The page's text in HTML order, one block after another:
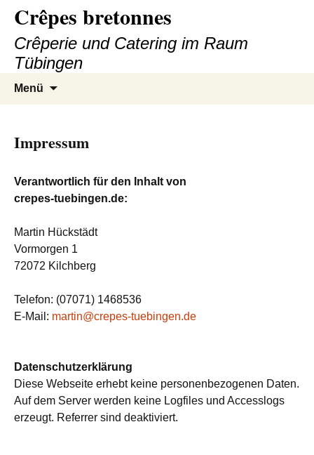
Inhalt
springen
Crêpes bretonnes
Crêperie und Catering im Raum
Tübingen
Menü
Impressum
Verantwortlich für den Inhalt von
crepes-tuebingen.de:
Martin Hückstädt
Vormorgen 1
72072 Kilchberg
Telefon: (07071) 1468536
E-Mail: martin@crepes-tuebingen.de
Datenschutzerklärung
Diese Webseite erhebt keine personenbezogenen Daten.
Auf dem Server werden keine Logfiles und Accesslogs
erzeugt. Referrer sind deaktiviert.